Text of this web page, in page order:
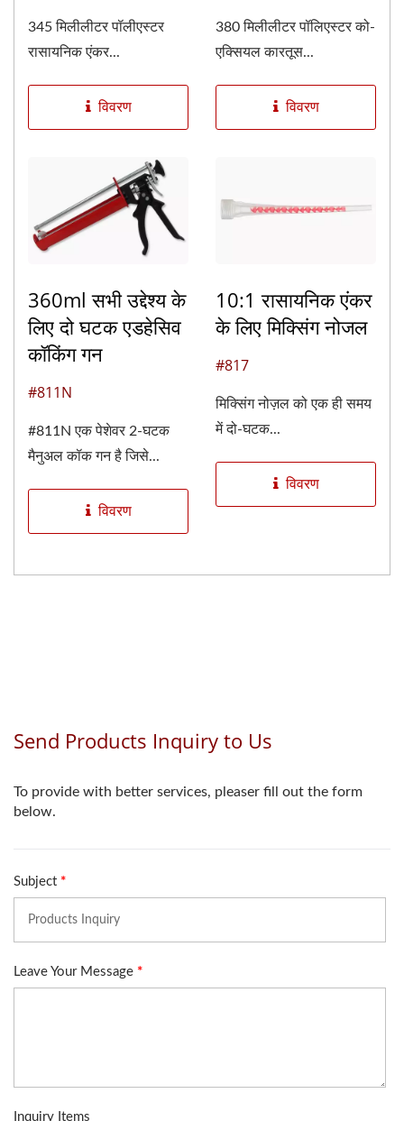
345 मिलीलीटर पॉलीएस्टर
रासायनिक एंकर...
विवरण
380 मिलीलीटर पॉलिएस्टर को-
एक्सियल कारतूस...
विवरण
360ml सभी उद्देश्य के
लिए दो घटक एडहेसिव
कॉकिंग गन
#811N
#811N एक पेशेवर 2-घटक
मैनुअल कॉक गन है जिसे...
विवरण
10:1 रासायनिक एंकर
के लिए मिक्सिंग नोजल
#817
मिक्सिंग नोज़ल को एक ही समय
में दो-घटक...
विवरण